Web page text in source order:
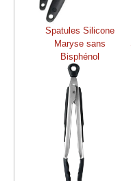
Spatules Silicone
Maryse sans
Bisphénol